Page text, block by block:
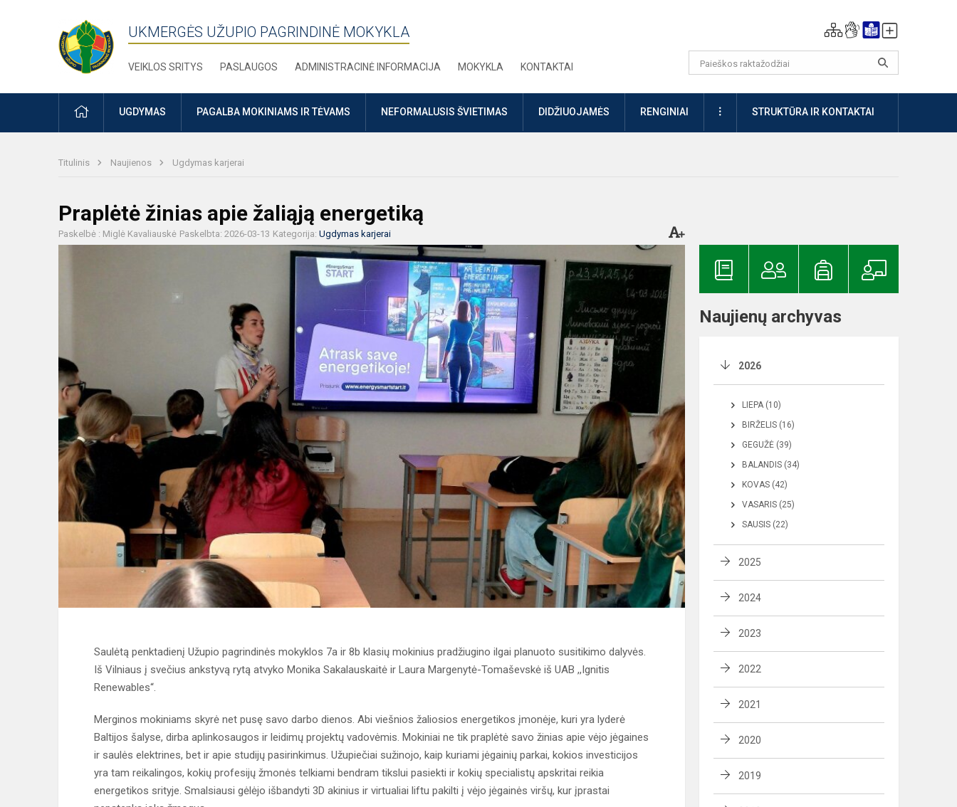
UKMERGĖS UŽUPIO PAGRINDINĖ MOKYKLA
VEIKLOS SRITYS PASLAUGOS ADMINISTRACINĖ INFORMACIJA MOKYKLA KONTAKTAI
PRADŽIAUGDYMAS PAGALBA MOKINIAMS IR TĖVAMS NEFORMALUSIS ŠVIETIMAS DIDŽIUOJAMĖS RENGINIAI DAUGIAUSTRUKTŪRA IR KONTAKTAI
Titulinis Naujienos Ugdymas karjerai
Praplėtė žinias apie žaliąją energetiką
Paskelbė : Miglė Kavaliauskė Paskelbta: 2026-03-13 Kategorija: Ugdymas karjerai
Saulėtą penktadienį Užupio pagrindinės mokyklos 7a ir 8b klasių mokinius pradžiugino ilgai planuoto susitikimo dalyvės.
Iš Vilniaus į svečius ankstyvą rytą atvyko Monika Sakalauskaitė ir Laura Margenytė-Tomaševskė iš UAB ,,Ignitis
Renewables“.
Merginos mokiniams skyrė net pusę savo darbo dienos. Abi viešnios žaliosios energetikos įmonėje, kuri yra lyderė
Baltijos šalyse, dirba aplinkosaugos ir leidimų projektų vadovėmis. Mokiniai ne tik praplėtė savo žinias apie vėjo jėgaines
ir saulės elektrines, bet ir apie studijų pasirinkimus. Užupiečiai sužinojo, kaip kuriami jėgainių parkai, kokios investicijos
yra tam reikalingos, kokių profesijų žmonės telkiami bendram tikslui pasiekti ir kokių specialistų apskritai reikia
energetikos srityje. Smalsiausi gėlėjo išbandyti 3D akinius ir virtualiai liftu pakilti į vėjo jėgainės viršų, kur įprastai
Naujienų archyvas
2026
LIEPA (10)
BIRŽELIS (16)
GEGUŽĖ (39)
BALANDIS (34)
KOVAS (42)
VASARIS (25)
SAUSIS (22)
2025
2024
2023
2022
2021
2020
2019